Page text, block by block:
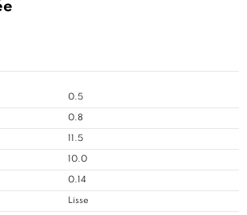
0.5
0.8
11.5
10.0
0.14
Lisse